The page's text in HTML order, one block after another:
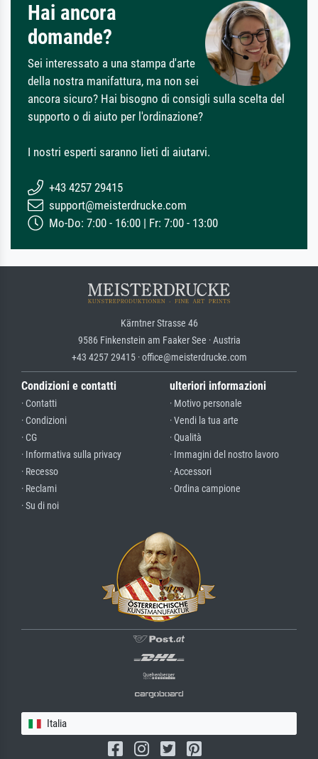
Hai ancora
domande?
Sei interessato a una stampa d'arte
della nostra manifattura, ma non sei
ancora sicuro? Hai bisogno di consigli sulla scelta del
supporto o di aiuto per l'ordinazione?
I nostri esperti saranno lieti di aiutarvi.
+43 4257 29415
support@meisterdrucke.com
Mo-Do: 7:00 - 16:00 | Fr: 7:00 - 13:00
Kärntner Strasse 46
9586 Finkenstein am Faaker See · Austria
+43 4257 29415 · office@meisterdrucke.com
Condizioni e contatti
· Contatti
· Condizioni
· CG
· Informativa sulla privacy
· Recesso
· Reclami
· Su di noi
ulteriori informazioni
· Motivo personale
· Vendi la tua arte
· Qualità
· Immagini del nostro lavoro
· Accessori
· Ordina campione
Italia